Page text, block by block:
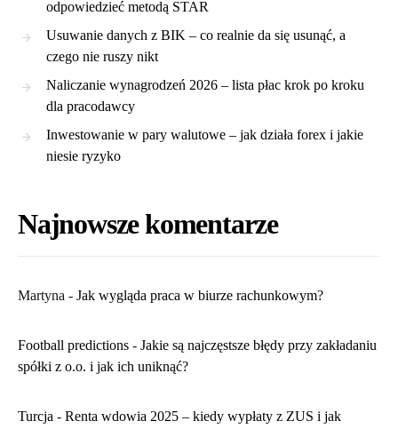
odpowiedzieć metodą STAR
Usuwanie danych z BIK – co realnie da się usunąć, a
czego nie ruszy nikt
Naliczanie wynagrodzeń 2026 – lista płac krok po kroku
dla pracodawcy
Inwestowanie w pary walutowe – jak działa forex i jakie
niesie ryzyko
Najnowsze komentarze
Martyna - ​Jak wygląda praca w biurze rachunkowym?
Football predictions - Jakie są najczęstsze błędy przy zakładaniu
spółki z o.o. i jak ich uniknąć?
Turcja - Renta wdowia 2025 – kiedy wypłaty z ZUS i jak